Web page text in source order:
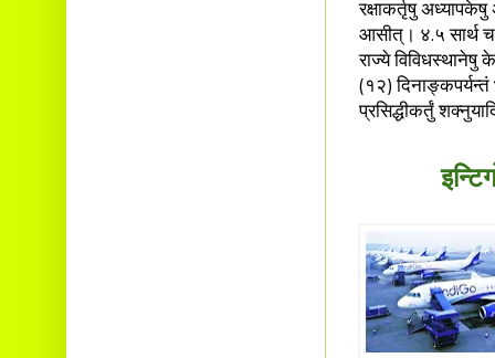
रक्षाकर्तृषु अध्यापकेषु
आसीत्। ४.५ सार्थ
राज्ये विविधस्थानेषु
(१२)
प्रसिद्धीकर्तुं